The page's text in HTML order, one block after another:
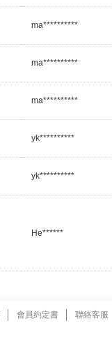
ma**********
ma**********
ma**********
yk**********
yk**********
He******
會員約定書 聯絡客服